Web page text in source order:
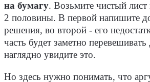
на бумагу. Возьмите чистый лист
2 половины. В первой напишите
решения, во второй - его
часть будет заметно
наглядно увидите это.
Но здесь нужно понимать, что